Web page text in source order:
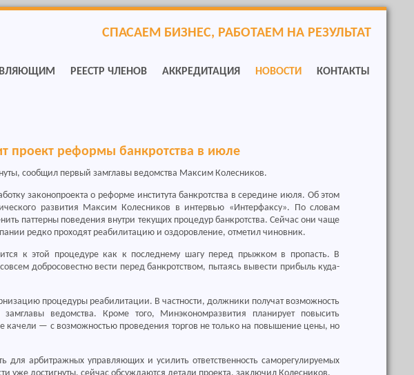
СПАСАЕМ БИЗНЕС, РАБОТАЕМ НА РЕЗУЛЬТАТ
РЕЕСТР ЧЛЕНОВ АККРЕДИТАЦИЯ НОВОСТИ КОНТАКТЫ
проект реформы банкротства в июле
сообщил первый замглавы ведомства Максим Колесников.
законопроекта о реформе института банкротства в середине июля. Об этом
развития Максим Колесников в интервью «Интерфаксу». По словам
паттерны поведения внутри текущих процедур банкротства. Сейчас они чаще
редко проходят реабилитацию и оздоровление, отметил чиновник.
к этой процедуре как к последнему шагу перед прыжком в пропасть. В
добросовестно вести перед банкротством, пытаясь вывести прибыль куда-
процедуры реабилитации. В частности, должники получат возможность
ведомства. Кроме того, Минэкономразвития планирует повысить
качели — с возможностью проведения торгов не только на повышение цены, но
для арбитражных управляющих и усилить ответственность саморегулируемых